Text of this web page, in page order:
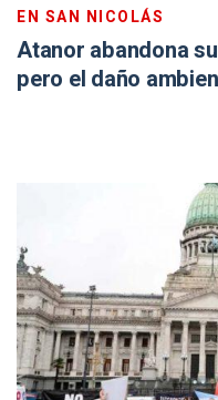
EN SAN NICOLÁS
Atanor abandona
pero el daño